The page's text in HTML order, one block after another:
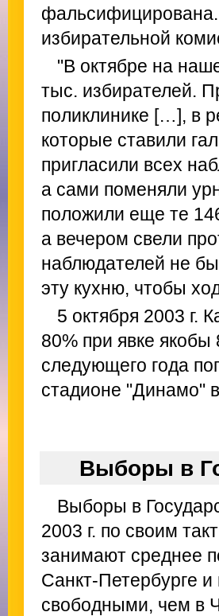
фальсифицирована.
избирательной
"В октябре на
тыс. избирателей.
поликлинике […], в
которые ставили
пригласили всех
а сами поменяли
положили еще те
а вечером свели
наблюдателей не
эту кухню, чтобы
5 октября 2003 г.
80% при явке
следующего года
стадионе "Динамо"
Выборы в
Выборы в
2003 г. по своим
занимают среднее
Санкт-Петербурге
свободными, чем в